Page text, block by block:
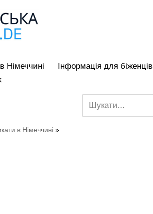
Німеччині
Iнформація для біженців
в Німеччині»